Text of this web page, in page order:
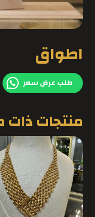
اطواق
طلب عرض سعر
منتجات ذات